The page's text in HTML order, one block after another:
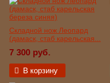
Складной нож Леопард
(дамаск, стаб карельская...
7 300 руб.
В корзину